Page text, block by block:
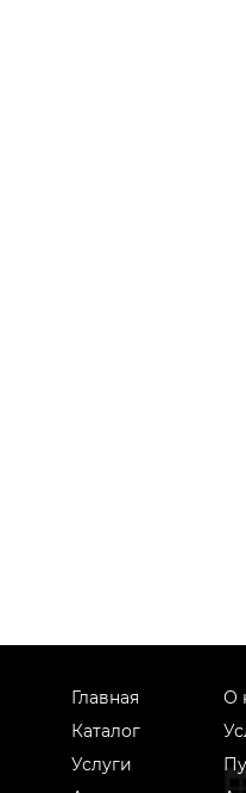
Главная
Каталог
Услуги
О